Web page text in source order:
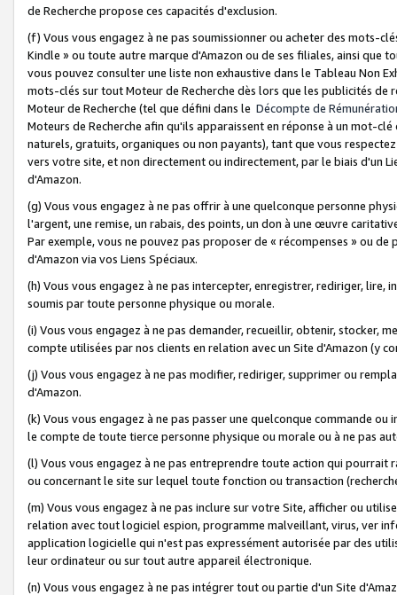
de Recherche propose ces capacités d'exclusion.
(f) Vous vous engagez à ne pas soumissionner ou acheter des mots-
Kindle » ou toute autre marque d'Amazon ou de ses filiales, ainsi que
vous pouvez consulter une liste non exhaustive dans le Tableau Non
mots-clés sur tout Moteur de Recherche dès lors que les publicités de
Moteur de Recherche (tel que défini dans le Décompte de
Moteurs de Recherche afin qu'ils apparaissent en réponse à un mot-
naturels, gratuits, organiques ou non payants), tant que vous
vers votre site, et non directement ou indirectement, par le biais d'un
d'Amazon.
(g) Vous vous engagez à ne pas offrir à une quelconque personne
l'argent, une remise, un rabais, des points, un don à une œuvre
Par exemple, vous ne pouvez pas proposer de « récompenses » ou
d'Amazon via vos Liens Spéciaux.
(h) Vous vous engagez à ne pas intercepter, enregistrer, rediriger,
soumis par toute personne physique ou morale.
(i) Vous vous engagez à ne pas demander, recueillir, obtenir, stocker,
compte utilisées par nos clients en relation avec un Site d'Amazon (y
(j) Vous vous engagez à ne pas modifier, rediriger, supprimer ou
d'Amazon.
(k) Vous vous engagez à ne pas passer une quelconque commande
le compte de toute tierce personne physique ou morale ou à ne pas
(l) Vous vous engagez à ne pas entreprendre toute action qui
ou concernant le site sur lequel toute fonction ou transaction
(m) Vous vous engagez à ne pas inclure sur votre Site, afficher ou
relation avec tout logiciel espion, programme malveillant, virus, ver
application logicielle qui n'est pas expressément autorisée par des
leur ordinateur ou sur tout autre appareil électronique.
(n) Vous vous engagez à ne pas intégrer tout ou partie d'un Site